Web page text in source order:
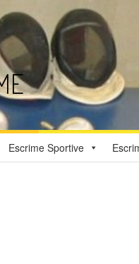
Escrime Sportive